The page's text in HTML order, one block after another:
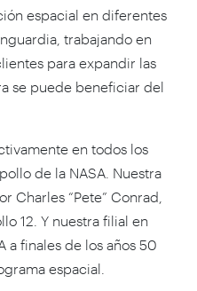
espacial en diferentes
trabajando en
para expandir las
se puede beneficiar del
en todos los
de la NASA. Nuestra
Charles “Pete” Conrad,
12. Y nuestra filial en
a finales de los años 50
espacial.